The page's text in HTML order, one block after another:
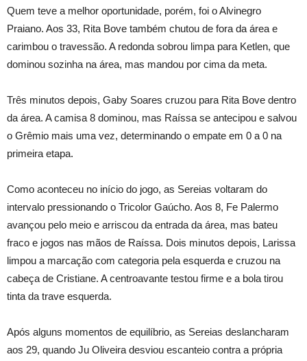
Quem teve a melhor oportunidade, porém, foi o Alvinegro
Praiano. Aos 33, Rita Bove também chutou de fora da área e
carimbou o travessão. A redonda sobrou limpa para Ketlen, que
dominou sozinha na área, mas mandou por cima da meta.
Três minutos depois, Gaby Soares cruzou para Rita Bove dentro
da área. A camisa 8 dominou, mas Raíssa se antecipou e salvou
o Grêmio mais uma vez, determinando o empate em 0 a 0 na
primeira etapa.
Como aconteceu no início do jogo, as Sereias voltaram do
intervalo pressionando o Tricolor Gaúcho. Aos 8, Fe Palermo
avançou pelo meio e arriscou da entrada da área, mas bateu
fraco e jogos nas mãos de Raíssa. Dois minutos depois, Larissa
limpou a marcação com categoria pela esquerda e cruzou na
cabeça de Cristiane. A centroavante testou firme e a bola tirou
tinta da trave esquerda.
Após alguns momentos de equilíbrio, as Sereias deslancharam
aos 29, quando Ju Oliveira desviou escanteio contra a própria